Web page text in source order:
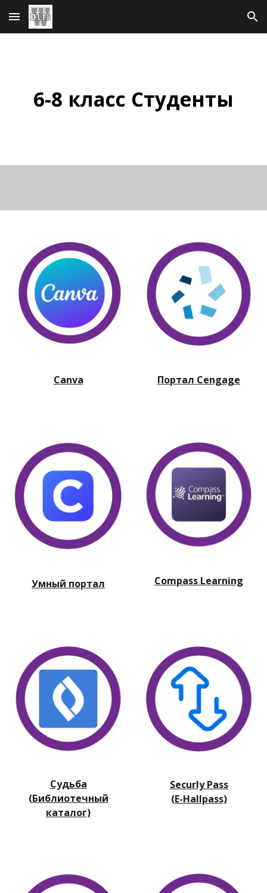
Перейти к основному содержанию Перейти к навигации
6-8 класс Студенты
Canva Портал Cengage
Умный портал Compass Learning
Судьба
(Библиотечный
каталог)
Securly Pass
(E-Hallpass)